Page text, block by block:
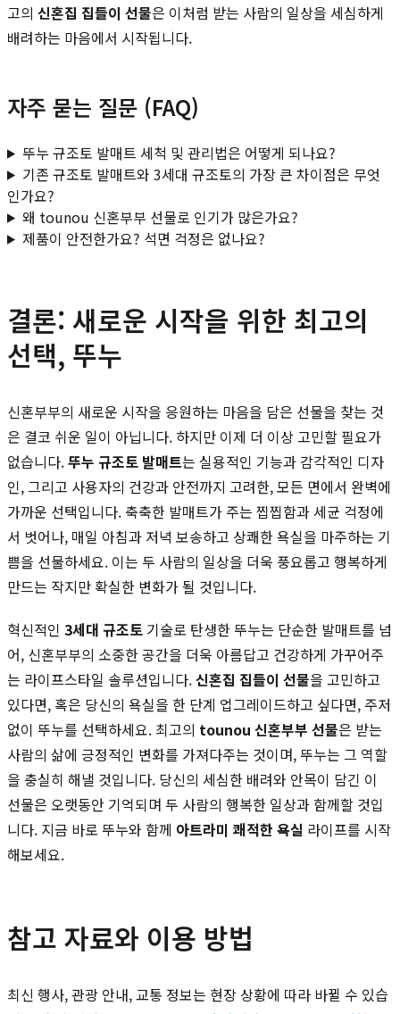
고의 신혼집 집들이 선물은 이처럼 받는 사람의 일상을 세심하게
배려하는 마음에서 시작됩니다.
자주 묻는 질문 (FAQ)
뚜누 규조토 발매트 세척 및 관리법은 어떻게 되나요?
기존 규조토 발매트와 3세대 규조토의 가장 큰 차이점은 무엇
인가요?
왜 tounou 신혼부부 선물로 인기가 많은가요?
제품이 안전한가요? 석면 걱정은 없나요?
결론: 새로운 시작을 위한 최고의
선택, 뚜누
신혼부부의 새로운 시작을 응원하는 마음을 담은 선물을 찾는 것
은 결코 쉬운 일이 아닙니다. 하지만 이제 더 이상 고민할 필요가
없습니다.뚜누 규조토 발매트는 실용적인 기능과 감각적인 디자
인, 그리고 사용자의 건강과 안전까지 고려한, 모든 면에서 완벽에
가까운 선택입니다. 축축한 발매트가 주는 찝찝함과 세균 걱정에
서 벗어나, 매일 아침과 저녁 보송하고 상쾌한 욕실을 마주하는 기
쁨을 선물하세요. 이는 두 사람의 일상을 더욱 풍요롭고 행복하게
만드는 작지만 확실한 변화가 될 것입니다.
혁신적인 3세대 규조토 기술로 탄생한 뚜누는 단순한 발매트를 넘
어, 신혼부부의 소중한 공간을 더욱 아름답고 건강하게 가꾸어주
는 라이프스타일 솔루션입니다.신혼집 집들이 선물을 고민하고
있다면, 혹은 당신의 욕실을 한 단계 업그레이드하고 싶다면, 주저
없이 뚜누를 선택하세요. 최고의 tounou 신혼부부 선물은 받는
사람의 삶에 긍정적인 변화를 가져다주는 것이며, 뚜누는 그 역할
을 충실히 해낼 것입니다. 당신의 세심한 배려와 안목이 담긴 이
선물은 오랫동안 기억되며 두 사람의 행복한 일상과 함께할 것입
니다. 지금 바로 뚜누와 함께 아트라미 쾌적한 욕실 라이프를 시작
해보세요.
참고 자료와 이용 방법
최신 행사, 관광 안내, 교통 정보는 현장 상황에 따라 바뀔 수 있습